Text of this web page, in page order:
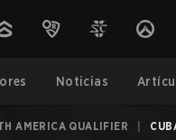
Noticias
AMERICA QUALIFIER